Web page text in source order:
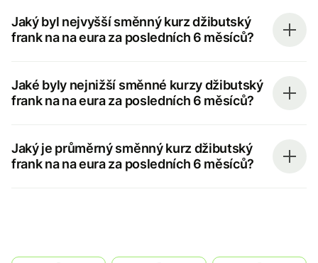
Jaký byl nejvyšší směnný kurz džibutský
frank na na eura za posledních 6 měsíců?
Jaké byly nejnižší směnné kurzy džibutský
frank na na eura za posledních 6 měsíců?
Jaký je průměrný směnný kurz džibutský
frank na na eura za posledních 6 měsíců?